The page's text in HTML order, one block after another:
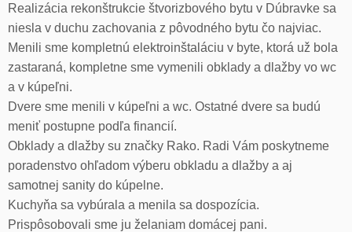
Realizácia rekonštrukcie štvorizbového bytu v Dúbravke sa
niesla v duchu zachovania z pôvodného bytu čo najviac.
Menili sme kompletnú elektroinštaláciu v byte, ktorá už bola
zastaraná, kompletne sme vymenili obklady a dlažby vo wc
a v kúpeľni.
Dvere sme menili v kúpeľni a wc. Ostatné dvere sa budú
meniť postupne podľa financií.
Obklady a dlažby su značky Rako. Radi Vám poskytneme
poradenstvo ohľadom výberu obkladu a dlažby a aj
samotnej sanity do kúpelne.
Kuchyňa sa vybúrala a menila sa dospozícia.
Prispôsobovali sme ju želaniam domácej pani.